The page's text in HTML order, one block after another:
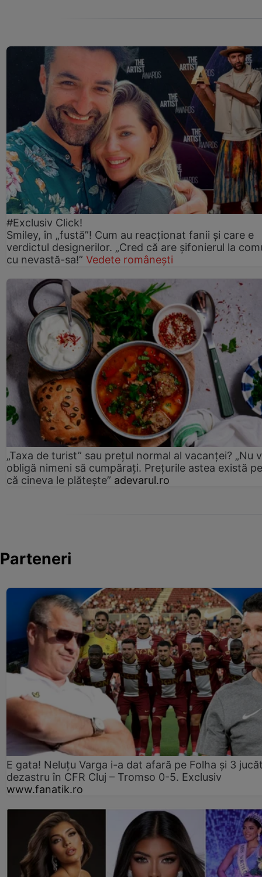
#Exclusiv Click!
Smiley, în „fustă”! Cum au reacționat fanii și care e
verdictul designerilor. „Cred că are șifonierul la
cu nevastă-sa!” Vedete românești
„Taxa de turist” sau prețul normal al vacanței? „Nu
obligă nimeni să cumpărați. Prețurile astea există
că cineva le plătește” adevarul.ro
Parteneri
E gata! Neluțu Varga i-a dat afară pe Folha și 3
dezastru în CFR Cluj – Tromso 0-5. Exclusiv
www.fanatik.ro